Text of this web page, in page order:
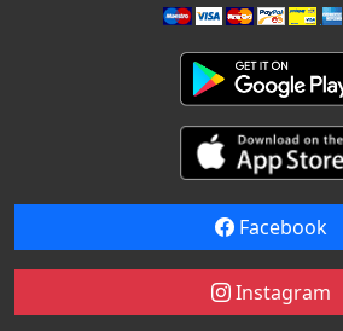
Facebook
Instagram